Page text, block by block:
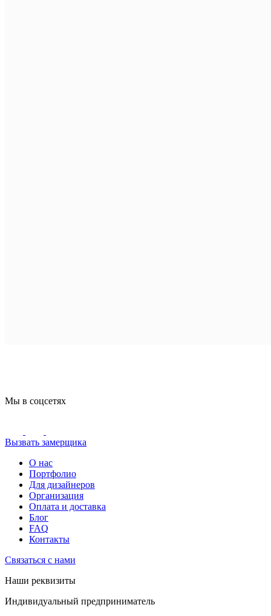
Мы в соцсетях
Вызвать замерщика
О нас
Портфолио
Для дизайнеров
Организация
Оплата и доставка
Блог
FAQ
Контакты
Связаться с нами
Наши реквизиты
Индивидуальный предприниматель